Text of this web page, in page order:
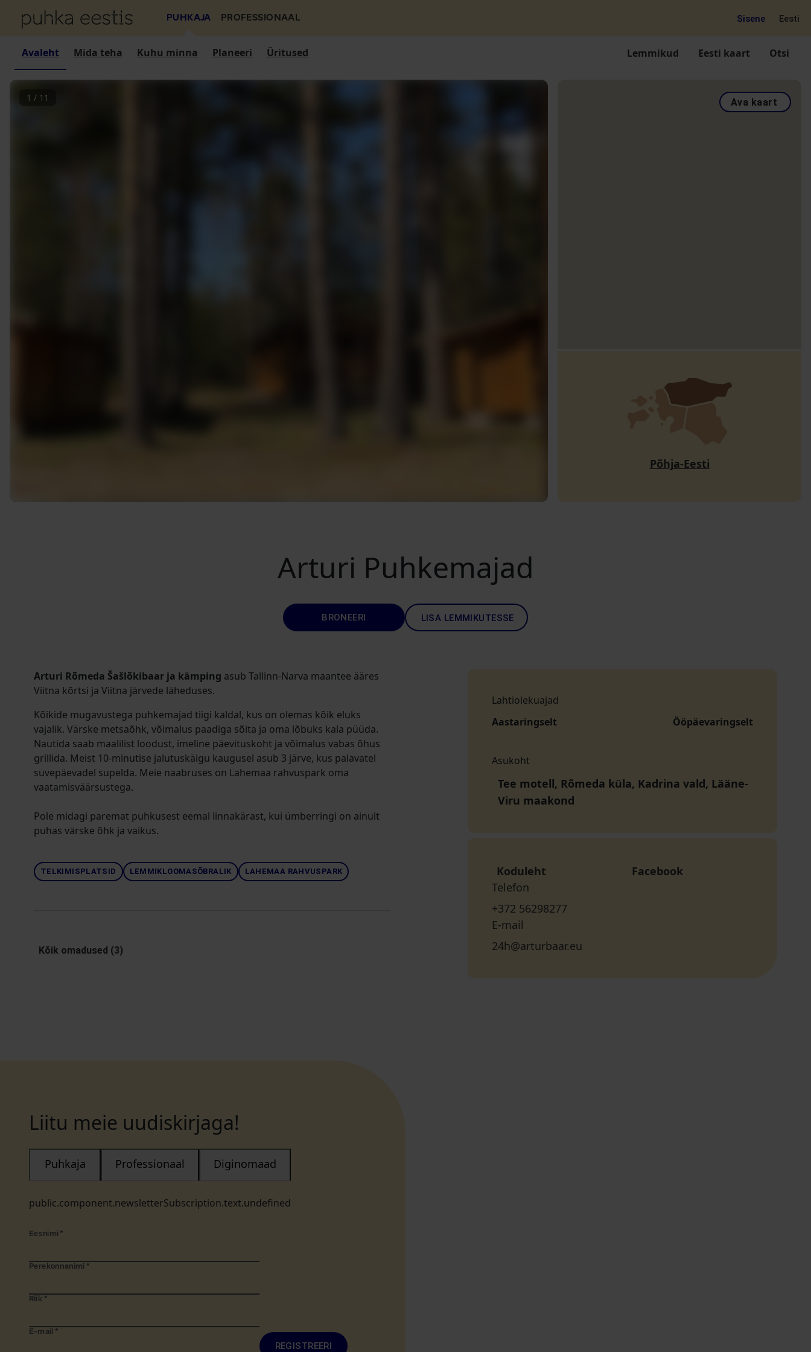
PUHKAJA PROFESSIONAAL Sisene Eesti
Avaleht Mida teha Kuhu minna Planeeri Üritused Lemmikud Eesti kaart Otsi
1 / 11 Ava kaart
Põhja-Eesti
Arturi Puhkemajad
BRONEERI LISA LEMMIKUTESSE
Arturi Rõmeda Šašlõkibaar ja kämping asub Tallinn-Narva maantee ääres
Viitna kõrtsi ja Viitna järvede läheduses.
Kõikide mugavustega puhkemajad tiigi kaldal, kus on olemas kõik eluks
vajalik. Värske metsaõhk, võimalus paadiga sõita ja oma lõbuks kala püüda.
Nautida saab maalilist loodust, imeline päevituskoht ja võimalus vabas õhus
grillida. Meist 10-minutise jalutuskäigu kaugusel asub 3 järve, kus palavatel
suvepäevadel supelda. Meie naabruses on Lahemaa rahvuspark oma
vaatamisväärsustega.
Pole midagi paremat puhkusest eemal linnakärast, kui ümberringi on ainult
puhas värske õhk ja vaikus.
TELKIMISPLATSID LEMMIKLOOMASÕBRALIK LAHEMAA RAHVUSPARK
Kõik omadused (3)
Lahtiolekuajad
Aastaringselt
Ööpäevaringselt
Asukoht
Tee motell, Rõmeda küla, Kadrina vald, Lääne-
Viru maakond
Koduleht
Facebook
Telefon
+372 56298277
E-mail
24h@arturbaar.eu
Liitu meie uudiskirjaga!
public.component.newsletterSubscription.text.undefined
Puhkaja Professionaal Diginomaad
Eesnimi *
Perekonnanimi *
Riik *
E-mail *
REGISTREERI